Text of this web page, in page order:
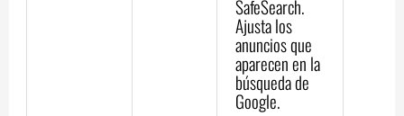
SafeSearch.
Ajusta los
anuncios que
aparecen en la
búsqueda de
Google.